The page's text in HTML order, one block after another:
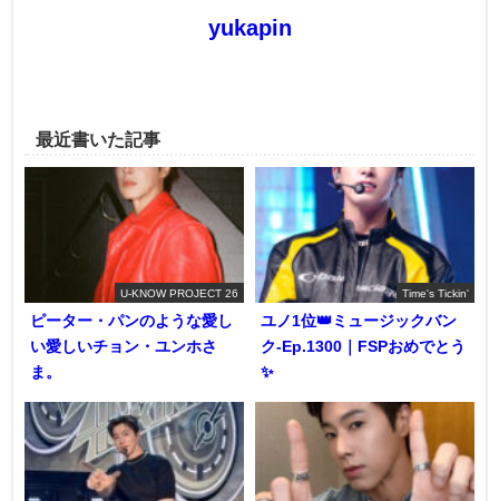
yukapin
最近書いた記事
U-KNOW PROJECT 26
ピーター・パンのような愛し
い愛しいチョン・ユンホさ
ま。
Time's Tickin'
ユノ1位👑ミュージックバン
ク-Ep.1300｜FSPおめでとう
✨️